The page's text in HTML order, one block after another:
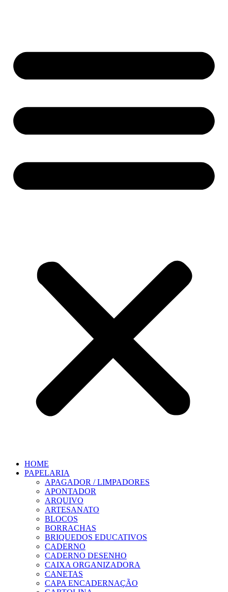
HOME
PAPELARIA
APAGADOR / LIMPADORES
APONTADOR
ARQUIVO
ARTESANATO
BLOCOS
BORRACHAS
BRIQUEDOS EDUCATIVOS
CADERNO
CADERNO DESENHO
CAIXA ORGANIZADORA
CANETAS
CAPA ENCADERNAÇÃO